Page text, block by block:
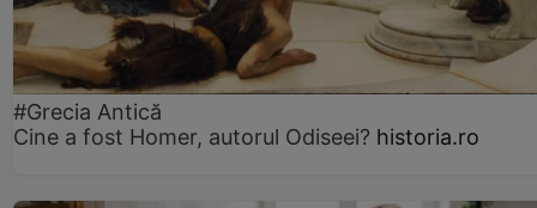
#Grecia Antică
Cine a fost Homer, autorul Odiseei? historia.ro